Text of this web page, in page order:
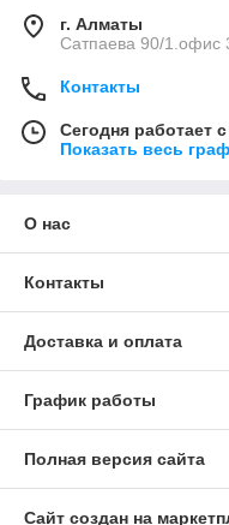
г. Алматы
Сатпаева 90/1.офис
Контакты
Сегодня работает
Показать весь
О нас
Контакты
Доставка и оплата
График работы
Полная версия сайта
Сайт создан на